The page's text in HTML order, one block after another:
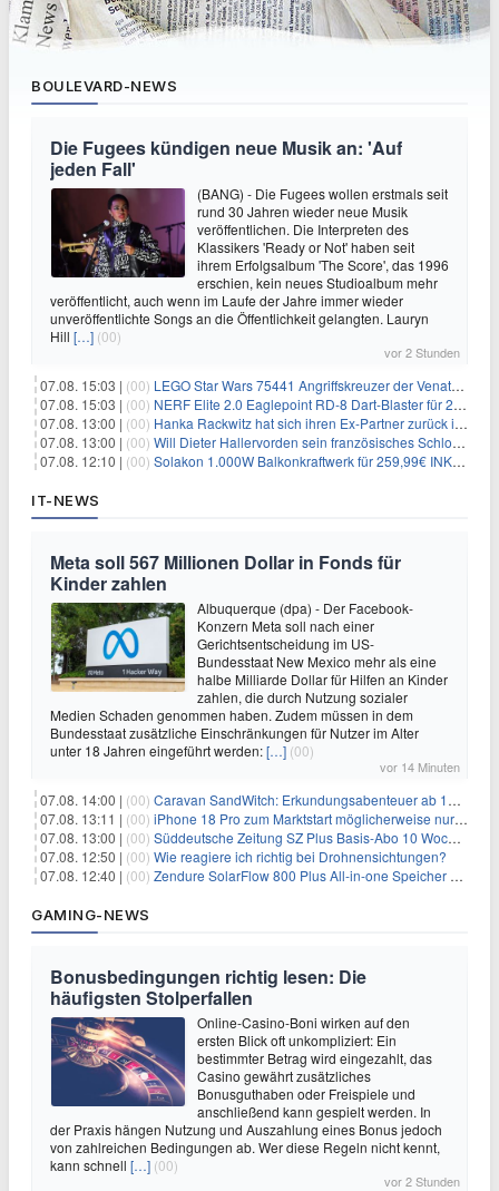
BOULEVARD-NEWS
Die Fugees kündigen neue Musik an: 'Auf
jeden Fall'
(BANG) - Die Fugees wollen erstmals seit
rund 30 Jahren wieder neue Musik
veröffentlichen. Die Interpreten des
Klassikers 'Ready or Not' haben seit
ihrem Erfolgsalbum 'The Score', das 1996
erschien, kein neues Studioalbum mehr
veröffentlicht, auch wenn im Laufe der Jahre immer wieder
unveröffentlichte Songs an die Öffentlichkeit gelangten. Lauryn
Hill […] (00)
vor 2 Stunden
07.08. 15:03 | (00) LEGO Star Wars 75441 Angriffskreuzer der Venator-Klasse für 50,25€
07.08. 15:03 | (00) NERF Elite 2.0 Eaglepoint RD-8 Dart-Blaster für 20,49€
07.08. 13:00 | (00) Hanka Rackwitz hat sich ihren Ex-Partner zurück ins Haus geholt
07.08. 13:00 | (00) Will Dieter Hallervorden sein französisches Schloss verkaufen?
07.08. 12:10 | (00) Solakon 1.000W Balkonkraftwerk für 259,99€ INKL. VERSAND! 800W Wechselrichter, bifazial
IT-NEWS
Meta soll 567 Millionen Dollar in Fonds für
Kinder zahlen
Albuquerque (dpa) - Der Facebook-
Konzern Meta soll nach einer
Gerichtsentscheidung im US-
Bundesstaat New Mexico mehr als eine
halbe Milliarde Dollar für Hilfen an Kinder
zahlen, die durch Nutzung sozialer
Medien Schaden genommen haben. Zudem müssen in dem
Bundesstaat zusätzliche Einschränkungen für Nutzer im Alter
unter 18 Jahren eingeführt werden:[…] (00)
vor 14 Minuten
07.08. 14:00 | (00) Caravan SandWitch: Erkundungsabenteuer ab 13.08. gratis im Epic Games Store
07.08. 13:11 | (00) iPhone 18 Pro zum Marktstart möglicherweise nur begrenzt verfügbar
07.08. 13:00 | (00) Süddeutsche Zeitung SZ Plus Basis-Abo 10 Wochen für 10€
07.08. 12:50 | (00) Wie reagiere ich richtig bei Drohnensichtungen?
07.08. 12:40 | (00) Zendure SolarFlow 800 Plus All-in-one Speicher + Zusatzspeicher AB2000L für 618,96€ – 3,84kWh fürs Balkonkraftwerk
GAMING-NEWS
Bonusbedingungen richtig lesen: Die
häufigsten Stolperfallen
Online-Casino-Boni wirken auf den
ersten Blick oft unkompliziert: Ein
bestimmter Betrag wird eingezahlt, das
Casino gewährt zusätzliches
Bonusguthaben oder Freispiele und
anschließend kann gespielt werden. In
der Praxis hängen Nutzung und Auszahlung eines Bonus jedoch
von zahlreichen Bedingungen ab. Wer diese Regeln nicht kennt,
kann schnell […] (00)
vor 2 Stunden